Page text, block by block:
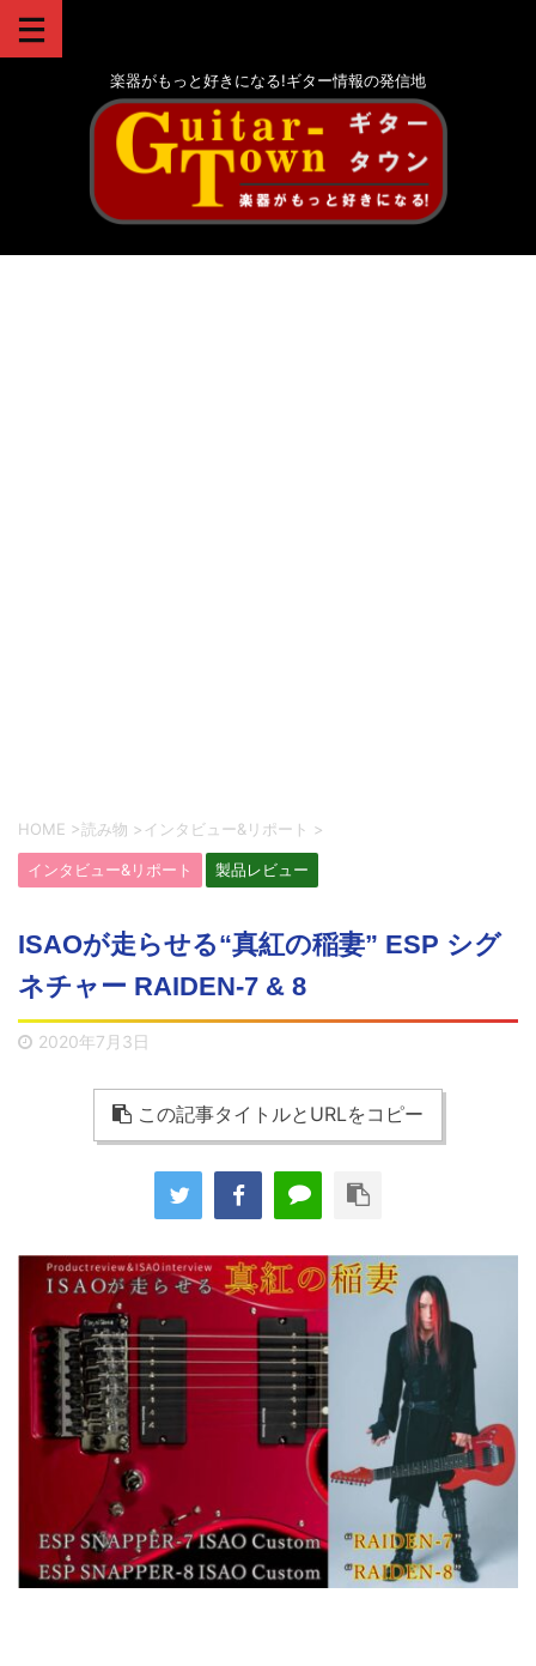
楽器がもっと好きになる!ギター情報の発信地
HOME >読み物 > インタビュー&リポート >
インタビュー&リポート 製品レビュー
ISAOが走らせる“真紅の稲妻” ESP シグ
ネチャー RAIDEN-7 & 8
2020年7月3日
この記事タイトルとURLをコピー